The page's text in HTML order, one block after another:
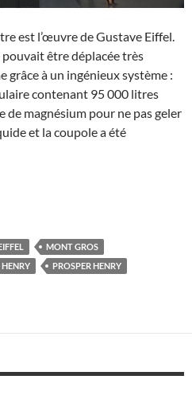
est l’œuvre de Gustave Eiffel.
pouvait être déplacée très
grâce à un ingénieux système :
contenant 95 000 litres
de magnésium pour ne pas geler
et la coupole a été
Lunette de l’Observatoire de
MONT GROS
HENRY
PROSPER HENRY